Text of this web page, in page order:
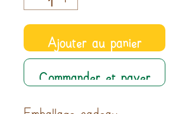
Ajouter au panier
Commander et payer
Emballage cadeau